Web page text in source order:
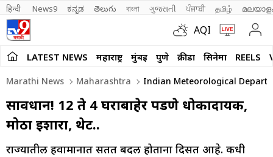
हिन्दी News9 ಕನ್ನಡ తెలుగు বাংলা ગુજરાતી ਪੰਜਾਬੀ தமிழ்
AQI
LATEST NEWS महाराष्ट्र मुंबई पुणे क्रीडा सिनेमा REELS
Marathi News Maharashtra Indian Meteorological
सावधान! 12 ते 4 घराबाहेर पडणे धोकादायक,
मोठा इशारा, थेट..
राज्यातील हवामानात सतत बदल होताना दिसत आहे. कधी